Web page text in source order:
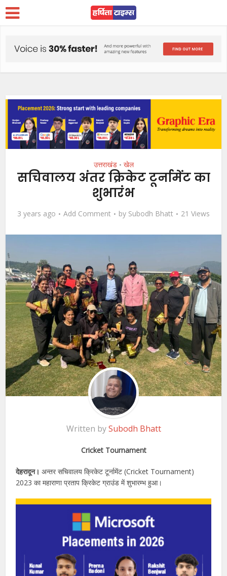
उत्तराखंड • खेल
सचिवालय अंतर क्रिकेट टूर्नामेंट का
शुभारंभ
3 years ago Add Comment by Subodh Bhatt 21 Views
Written bySubodh Bhatt
Cricket Tournament
देहरादून। अन्तर सचिवालय क्रिकेट टूर्नामेंट (Cricket Tournament)
2023 का महाराणा प्रताप क्रिकेट ग्राउंड में शुभारम्भ हुआ।